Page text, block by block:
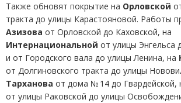
Также обновят покрытие на Орловской
тракта до улицы Карастояновой. Работы
Азизова от Орловской до Каховской, на
Интернациональной от улицы Энгельса
и от Городского вала до улицы Ленина, на
от Долгиновского тракта до улицы
Тарханова от дома № 14 до Гвардейской,
от улицы Раковской до улицы